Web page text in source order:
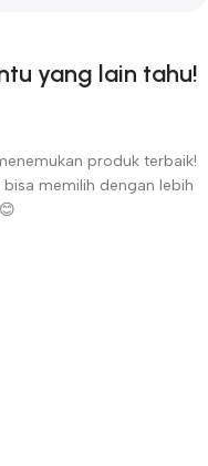
yang lain tahu!
produk terbaik!
memilih dengan lebih